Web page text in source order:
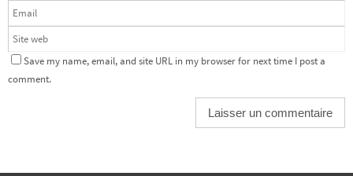
Save my name, email, and site URL in my browser for next time I post a
comment.